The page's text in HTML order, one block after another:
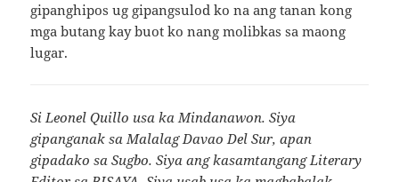
gipanghipos ug gipangsulod ko na ang tanan kong
mga butang kay buot ko nang molibkas sa maong
lugar.
Si Leonel Quillo usa ka Mindanawon. Siya
gipanganak sa Malalag Davao Del Sur, apan
gipadako sa Sugbo. Siya ang kasamtangang Literary